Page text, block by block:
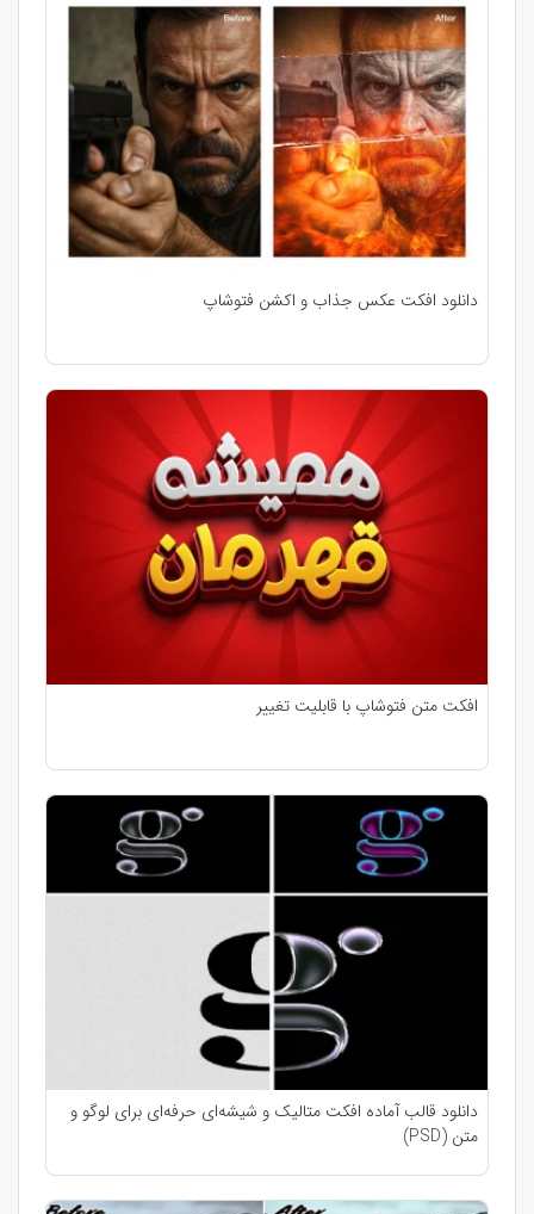
دانلود افکت عکس جذاب و اکشن فتوشاپ
افکت متن فتوشاپ با قابلیت تغییر
دانلود قالب آماده افکت متالیک و شیشه‌ای حرفه‌ای برای لوگو و
متن (PSD)